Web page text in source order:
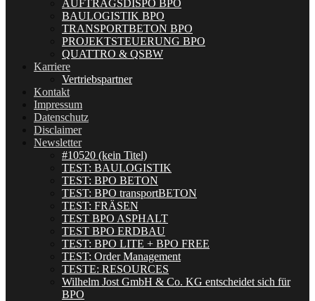
AUFTRAGSDISPO BPO
BAULOGISTIK BPO
TRANSPORTBETON BPO
PROJEKTSTEUERUNG BPO
QUATTRO & QSBW
Karriere
Vertriebspartner
Kontakt
Impressum
Datenschutz
Disclaimer
Newsletter
#10520 (kein Titel)
TEST: BAULOGISTIK
TEST: BPO BETON
TEST: BPO transportBETON
TEST: FRÄSEN
TEST BPO ASPHALT
TEST BPO ERDBAU
TEST: BPO LITE + BPO FREE
TEST: Order Management
TESTE: RESOURCES
Wilhelm Jost GmbH & Co. KG entscheidet sich für
BPO